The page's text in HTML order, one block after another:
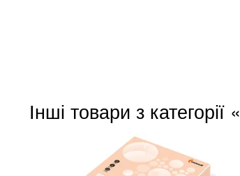
Інші товари з категорії «